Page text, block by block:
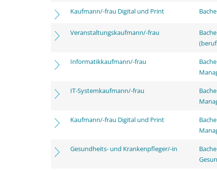
Kaufmann/-frau Digital und Print
Veranstaltungskaufmann/-frau
Informatikkaufmann/-frau
IT-Systemkaufmann/-frau
Kaufmann/-frau Digital und Print
Gesundheits- und Krankenpfleger/-in